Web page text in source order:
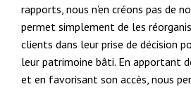
rapports, nous n’en créons pas de
permet simplement de les
clients dans leur prise de décision
leur patrimoine bâti. En apportant
et en favorisant son accès, nous